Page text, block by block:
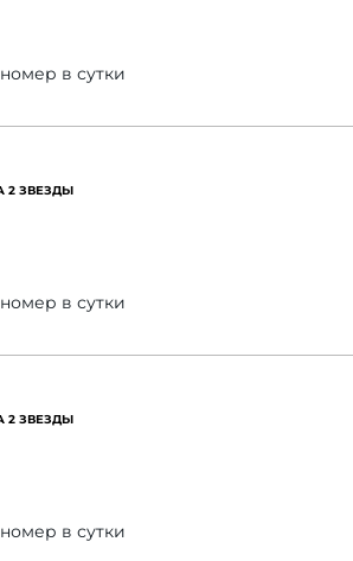
номер в сутки
2 ЗВЕЗДЫ
номер в сутки
2 ЗВЕЗДЫ
номер в сутки